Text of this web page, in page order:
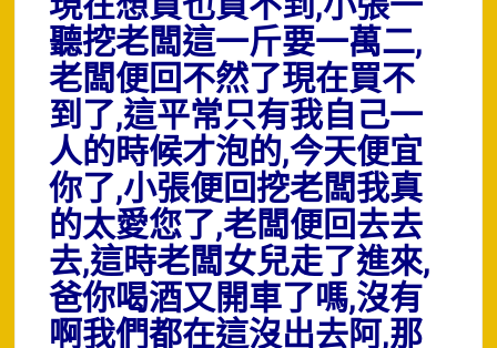
聽挖老闆這一斤要一萬二,
老闆便回不然了現在買不
到了,這平常只有我自己一
人的時候才泡的,今天便宜
你了,小張便回挖老闆我真
的太愛您了,老闆便回去去
去,這時老闆女兒走了進來,
爸你喝酒又開車了嗎,沒有
啊我們都在這沒出去阿,那